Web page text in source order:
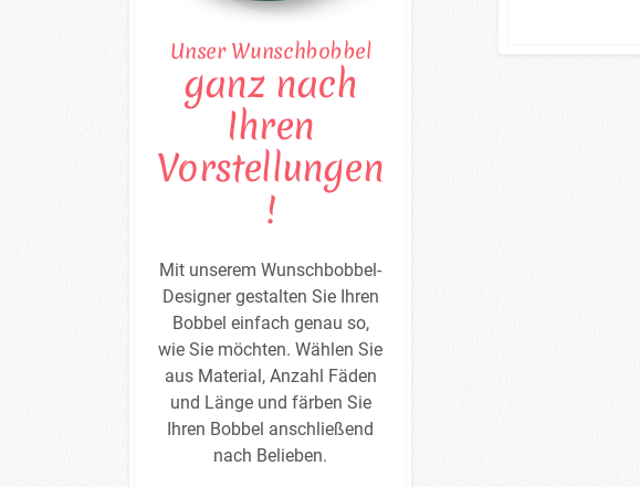
Unser Wunschbobbel
ganz nach
Ihren
Vorstellungen
!
Mit unserem Wunschbobbel-
Designer gestalten Sie Ihren
Bobbel einfach genau so,
wie Sie möchten. Wählen Sie
aus Material, Anzahl Fäden
und Länge und färben Sie
Ihren Bobbel anschließend
nach Belieben.